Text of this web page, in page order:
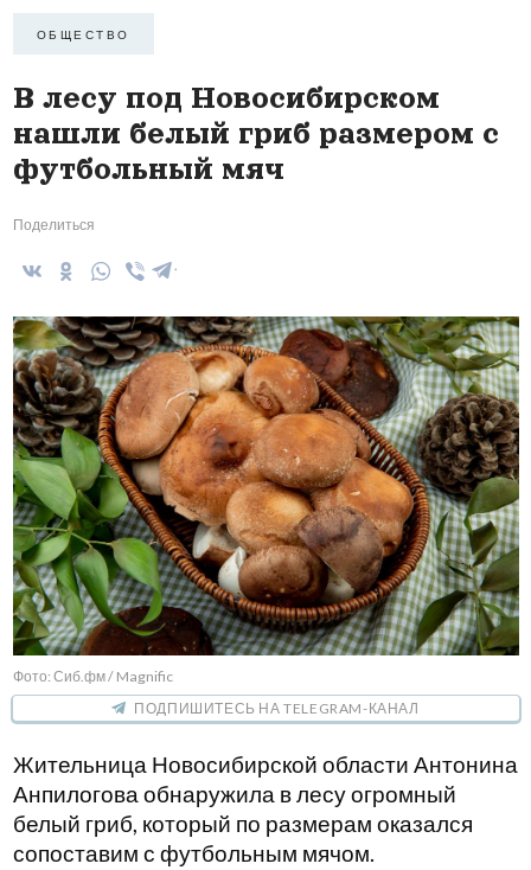
ОБЩЕСТВО
В лесу под Новосибирском
нашли белый гриб размером с
футбольный мяч
Поделиться
Фото: Сиб.фм / Magnific
ПОДПИШИТЕСЬ НА TELEGRAM-КАНАЛ
Жительница Новосибирской области Антонина
Анпилогова обнаружила в лесу огромный
белый гриб, который по размерам оказался
сопоставим с футбольным мячом.